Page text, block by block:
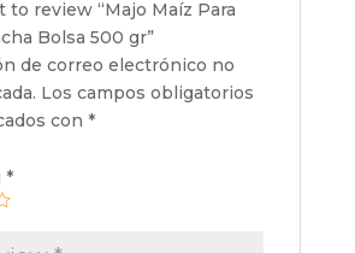
to review “Majo Maíz Para
Bolsa 500 gr”
de correo electrónico no
Los campos obligatorios
con *
*